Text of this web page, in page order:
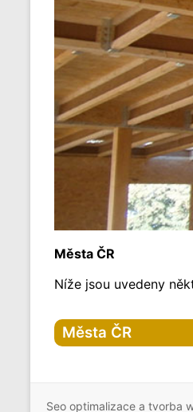
Města ČR
Níže jsou uvedeny
Města ČR
Praha-1
Seo optimalizace a tvorba